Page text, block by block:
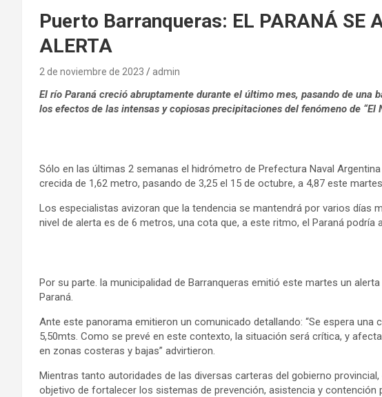
Puerto Barranqueras: EL PARANÁ SE
ALERTA
2 de noviembre de 2023 admin
El río Paraná creció abruptamente durante el último mes, pasando de una
los efectos de las intensas y copiosas precipitaciones del fenómeno de “El
Sólo en las últimas 2 semanas el hidrómetro de Prefectura Naval
crecida de 1,62 metro, pasando de 3,25 el 15 de octubre, a 4,87 este
Los especialistas avizoran que la tendencia se mantendrá por varios días
nivel de alerta es de 6 metros, una cota que, a este ritmo, el Paraná podría
Por su parte. la municipalidad de Barranqueras emitió este martes un
Paraná.
Ante este panorama emitieron un comunicado detallando: “Se espera una
5,50mts. Como se prevé en este contexto, la situación será crítica, y
en zonas costeras y bajas” advirtieron.
Mientras tanto autoridades de las diversas carteras del gobierno
objetivo de fortalecer los sistemas de prevención, asistencia y contención